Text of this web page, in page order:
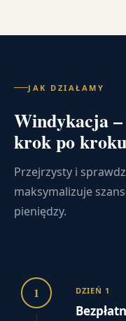
JAK DZIAŁAMY
Windykacja
krok po kroku
Przejrzysty i
maksymalizuje
pieniędzy.
1 DZIEŃ 1